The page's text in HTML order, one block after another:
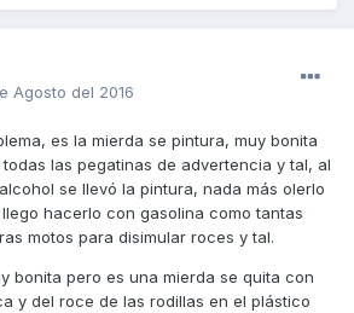
Agosto del 2016
es la mierda se pintura, muy bonita
las pegatinas de advertencia y tal, al
se llevó la pintura, nada más olerlo
hacerlo con gasolina como tantas
motos para disimular roces y tal.
bonita pero es una mierda se quita con
y del roce de las rodillas en el plástico